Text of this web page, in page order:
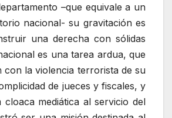
–que equivale a un
nacional- su gravitación es
una derecha con sólidas
es una tarea ardua, que
con la violencia terrorista de su
de jueces y fiscales, y
mediática al servicio del